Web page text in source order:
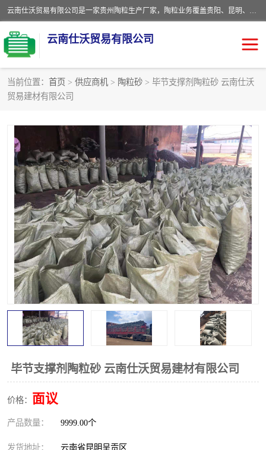
云南仕沃贸易有限公司是一家贵州陶粒生产厂家，陶粒业务覆盖贵阳、昆明、四川、云南、重庆等区域。批发贵阳陶粒、昆明陶粒、四川陶粒、云南陶粒、重庆陶粒，服务热线：*。仕沃贸易建材致力于建筑产业化、绿色建筑体系、产品和系统应用解决方案的企业。研发生产、销售和推广绿色建筑体系、建筑产业化体系的各种环保建筑产品。
云南仕沃贸易有限公司
当前位置： 首页 > 供应商机 > 陶粒砂 > 毕节支撑剂陶粒砂 云南仕沃
贸易建材有限公司
毕节支撑剂陶粒砂 云南仕沃贸易建材有限公司
价格： 面议
产品数量： 9999.00个
发货地址： 云南省昆明呈贡区
陶粒
园林绿化陶粒 生物陶粒
陶粒砂 粘土陶粒
建筑陶粒 陶粒回填
轻质陶粒